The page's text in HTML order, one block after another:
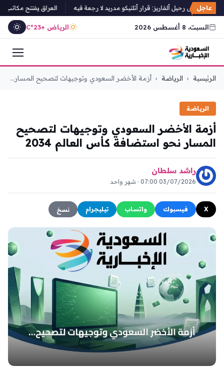
عاجل
يرفض رحيل ألفاريز: قرار أتلتيكو مدريد لا رجعة فيه العراق يفتتح مكاتب
السبت، 8 أغسطس 2026 الرياض +23°C
التجاوز
الرئيسية › الرياضة › أزمة الأخضر السعودي وتوجيهات لتصحيح المسار...
الرياضة
أزمة الأخضر السعودي وتوجيهات لتصحيح
المسار نحو استضافة كأس العالم 2034
راشد سلطان
03/07/2026 07:00 · شهر واحد
X فيسبوك واتساب تيليجرام نسخ